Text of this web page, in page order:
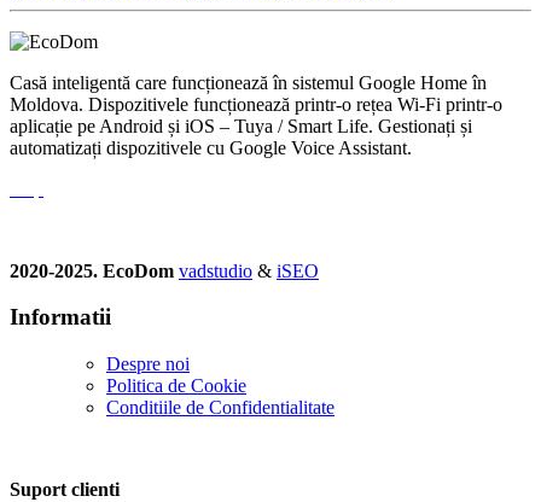
Casă inteligentă care funcționează în sistemul Google Home în
Moldova. Dispozitivele funcționează printr-o rețea Wi-Fi printr-o
aplicație pe Android și iOS – Tuya / Smart Life. Gestionați și
automatizați dispozitivele cu Google Voice Assistant.
2020-2025. EcoDom vadstudio & iSEO
Informatii
Despre noi
Politica de Сookie
Conditiile de Confidentialitate
Suport clienti